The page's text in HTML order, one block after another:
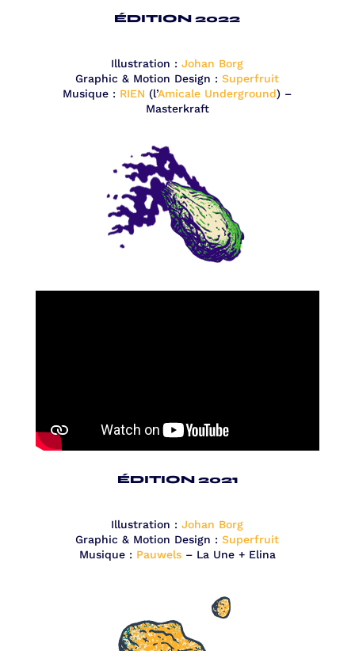
ÉDITION 2022
Illustration : Johan Borg
Graphic & Motion Design :Superfruit
Musique : RIEN (l’Amicale Underground) –
Masterkraft
ÉDITION 2021
Illustration : Johan Borg
Graphic & Motion Design :Superfruit
Musique : Pauwels– La Une + Elina